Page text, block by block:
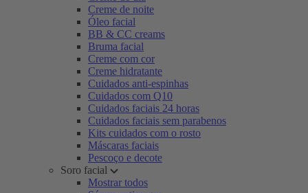
Creme de noite
Óleo facial
BB & CC creams
Bruma facial
Creme com cor
Creme hidratante
Cuidados anti-espinhas
Cuidados com Q10
Cuidados faciais 24 horas
Cuidados faciais sem parabenos
Kits cuidados com o rosto
Máscaras faciais
Pescoço e decote
Soro facial
Mostrar todos